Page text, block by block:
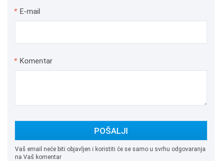
* E-mail
* Komentar
POŠALJI
Vaš email neće biti objavljen i koristiti će se samo u svrhu odgovaranja
na Vaš komentar